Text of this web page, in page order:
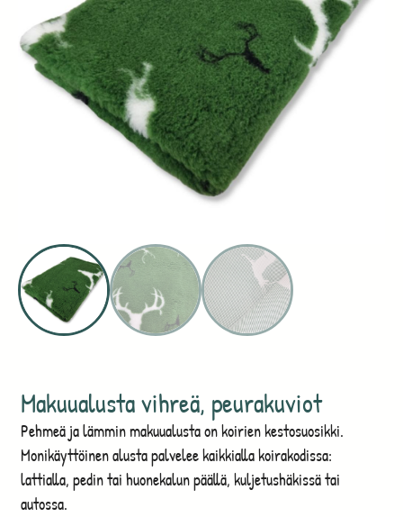
Makuualusta vihreä, peurakuviot
Pehmeä ja lämmin makuualusta on koirien kestosuosikki.
Monikäyttöinen alusta palvelee kaikkialla koirakodissa:
lattialla, pedin tai huonekalun päällä, kuljetushäkissä tai
autossa.